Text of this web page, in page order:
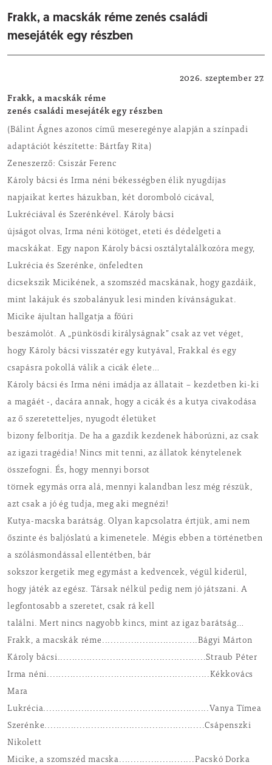
Frakk, a macskák réme zenés családi
mesejáték egy részben
2026. szeptember 27.
Frakk, a macskák réme
zenés családi mesejáték egy részben
(Bálint Ágnes azonos című meseregénye alapján a színpadi
adaptációt készítette: Bártfay Rita)
Zeneszerző: Csiszár Ferenc
Károly bácsi és Irma néni békességben élik nyugdíjas
napjaikat kertes házukban, két doromboló cicával,
Lukréciával és Szerénkével. Károly bácsi
újságot olvas, Irma néni kötöget, eteti és dédelgeti a
macskákat. Egy napon Károly bácsi osztálytalálkozóra megy,
Lukrécia és Szerénke, önfeledten
dicsekszik Micikének, a szomszéd macskának, hogy gazdáik,
mint lakájuk és szobalányuk lesi minden kívánságukat.
Micike ájultan hallgatja a főúri
beszámolót. A „pünkösdi királyságnak” csak az vet véget,
hogy Károly bácsi visszatér egy kutyával, Frakkal és egy
csapásra pokollá válik a cicák élete…
Károly bácsi és Irma néni imádja az állatait – kezdetben ki-ki
a magáét -, dacára annak, hogy a cicák és a kutya civakodása
az ő szeretetteljes, nyugodt életüket
bizony felborítja. De ha a gazdik kezdenek háborúzni, az csak
az igazi tragédia! Nincs mit tenni, az állatok kénytelenek
összefogni. És, hogy mennyi borsot
törnek egymás orra alá, mennyi kalandban lesz még részük,
azt csak a jó ég tudja, meg aki megnézi!
Kutya-macska barátság. Olyan kapcsolatra értjük, ami nem
őszinte és baljóslatú a kimenetele. Mégis ebben a történetben
a szólásmondással ellentétben, bár
sokszor kergetik meg egymást a kedvencek, végül kiderül,
hogy játék az egész. Társak nélkül pedig nem jó játszani. A
legfontosabb a szeretet, csak rá kell
találni. Mert nincs nagyobb kincs, mint az igaz barátság…
Frakk, a macskák réme.................................Bágyi Márton
Károly bácsi...................................................Straub Péter
Irma néni........................................................Kékkovács
Mara
Lukrécia.........................................................Vanya Tímea
Szerénke.......................................................Csápenszki
Nikolett
Micike, a szomszéd macska..........................Pacskó Dorka